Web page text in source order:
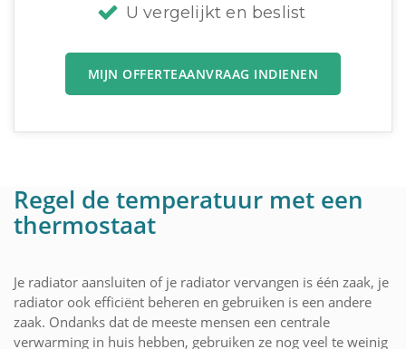
U vergelijkt en beslist
MIJN OFFERTEAANVRAAG INDIENEN
Regel de temperatuur met een
thermostaat
Je radiator aansluiten of je radiator vervangen is één zaak, je
radiator ook efficiënt beheren en gebruiken is een andere
zaak. Ondanks dat de meeste mensen een centrale
verwarming in huis hebben, gebruiken ze nog veel te weinig